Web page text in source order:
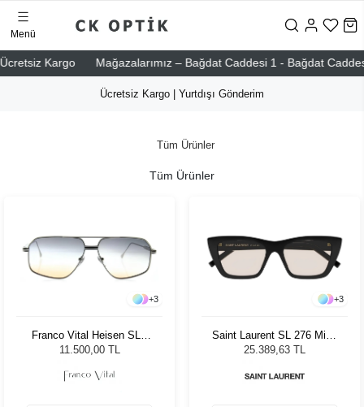
Kargo Mağazalarımız – Bağdat Caddesi 1 - Bağdat Caddesi 2
Menü
Ücretsiz Kargo | Yurtdışı Gönderim
Tüm Ürünler
Tüm Ürünler
+3
Franco Vital Heisen SLV
Unisex Güneş Gözlüğü
11.500,00 TL
+3
Saint Laurent SL 276 Mica
038 Kadın Güneş Gözlüğü
25.389,63 TL